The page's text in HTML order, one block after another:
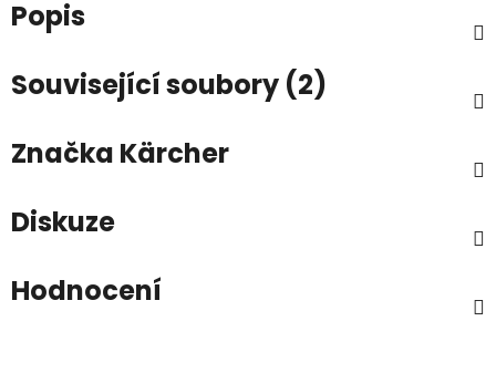
Popis
Související soubory (2)
Značka Kärcher
Diskuze
Hodnocení